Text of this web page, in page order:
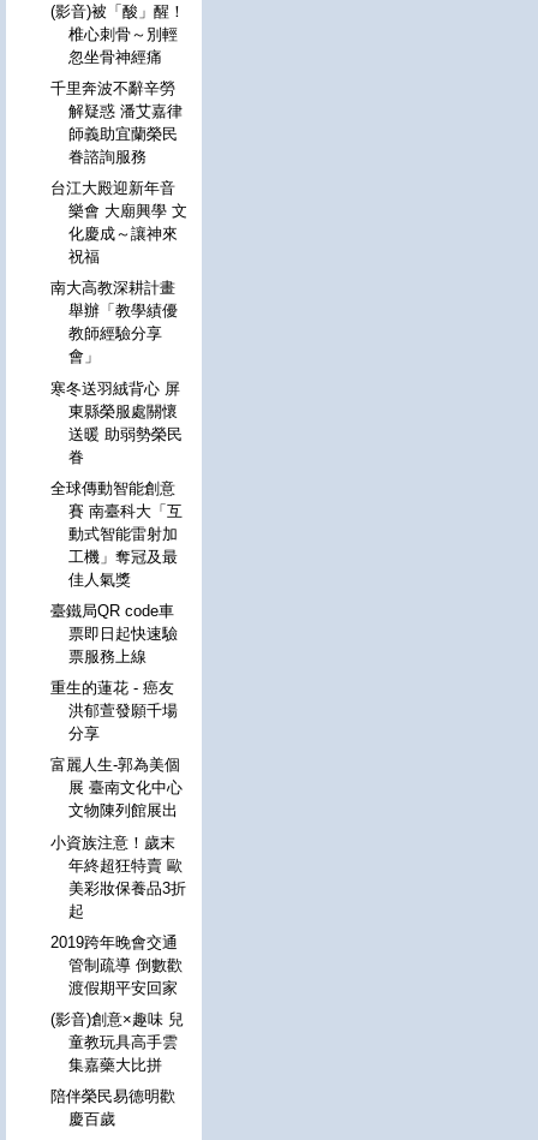
(影音)被「酸」醒！
椎心刺骨～別輕
忽坐骨神經痛
千里奔波不辭辛勞
解疑惑 潘艾嘉律
師義助宜蘭榮民
眷諮詢服務
台江大殿迎新年音
樂會 大廟興學 文
化慶成～讓神來
祝福
南大高教深耕計畫
舉辦「教學績優
教師經驗分享
會」
寒冬送羽絨背心 屏
東縣榮服處關懷
送暖 助弱勢榮民
眷
全球傳動智能創意
賽 南臺科大「互
動式智能雷射加
工機」奪冠及最
佳人氣獎
臺鐵局QR code車
票即日起快速驗
票服務上線
重生的蓮花 - 癌友
洪郁萱發願千場
分享
富麗人生-郭為美個
展 臺南文化中心
文物陳列館展出
小資族注意！歲末
年終超狂特賣 歐
美彩妝保養品3折
起
2019跨年晚會交通
管制疏導 倒數歡
渡假期平安回家
(影音)創意×趣味 兒
童教玩具高手雲
集嘉藥大比拼
陪伴榮民易德明歡
慶百歲